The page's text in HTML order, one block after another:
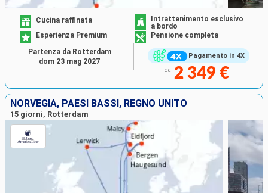
Pagamento in 4X
Cucina raffinata
Intrattenimento esclusivo
a bordo
Esperienza Premium
Pensione completa
da 2 349 €
Partenza da Rotterdam
dom 23 mag 2027
NORVEGIA, PAESI BASSI, REGNO UNITO
15 giorni, Rotterdam